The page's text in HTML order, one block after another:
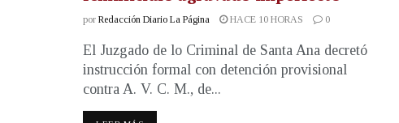
por Redacción Diario La Página HACE 10 HORAS 0
El Juzgado de lo Criminal de Santa Ana decretó
instrucción formal con detención provisional
contra A. V. C. M., de...